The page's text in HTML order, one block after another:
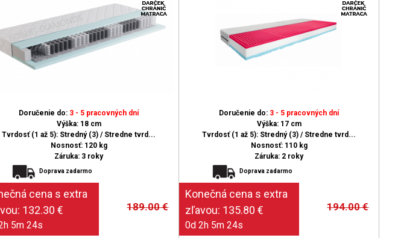
Doručenie do: 3 - 5 pracovných dní
Výška: 18 cm
Tvrdosť (1 až 5): Stredný (3) / Stredne tvrd...
Nosnosť: 120 kg
Záruka: 3 roky
Doprava zadarmo
189.00€
5m 23s
Doručenie do: 3 - 5 pracovných dní
Výška: 17 cm
Tvrdosť (1 až 5): Stredný (3) / Stredne tvrd...
Nosnosť: 110 kg
Záruka: 2 roky
Doprava zadarmo
194.00€
0d 2h 5m 23s